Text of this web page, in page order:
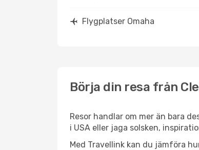
Flygplatser Omaha
Börja din resa från
Resor handlar om mer än bara
i USA eller jaga solsken,
Med Travellink kan du jämföra